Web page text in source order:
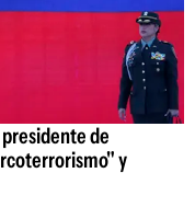
de
y